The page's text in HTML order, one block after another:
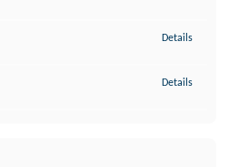
Details
Details